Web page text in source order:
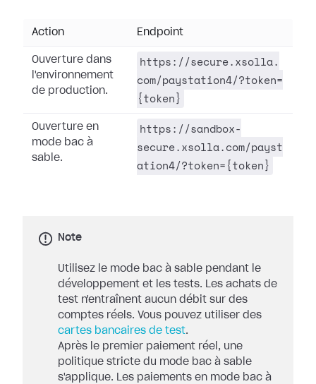
Action Endpoint
Ouverture dans
l'environnement
de production.
https://secure.xsolla.
com/paystation4/?token=
{token}
Ouverture en
mode bac à
sable.
https://sandbox-
secure.xsolla.com/payst
ation4/?token={token}
Note
Utilisez le mode bac à sable pendant le
développement et les tests. Les achats de
test n'entraînent aucun débit sur des
comptes réels. Vous pouvez utiliser des
cartes bancaires de test.
Après le premier paiement réel, une
politique stricte du mode bac à sable
s'applique. Les paiements en mode bac à